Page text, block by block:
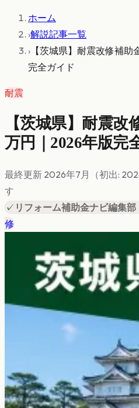
ホーム
›解説記事一覧
› 【茨城県】耐震改修補
完全ガイド
耐震
【茨城県】耐震改
万円｜2026年版完
最終更新 2026年7月 （初出:
す
✓ リフォーム補助金ナビ編集部
修